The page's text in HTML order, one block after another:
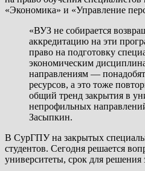
«Экономика» и «Управление
«ВУЗ не собирается
аккредитацию на эти
право на подготовку
экономическим
направлениям —
ресурсов, а это тоже
общий тренд закрытия в
непрофильных
Засыпкин.
В СурГПУ на закрытых
студентов. Сегодня решается
университеты, срок для